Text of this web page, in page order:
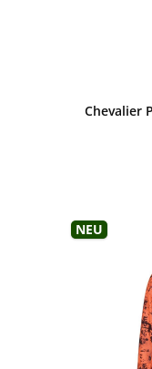
Chevalier
Neu